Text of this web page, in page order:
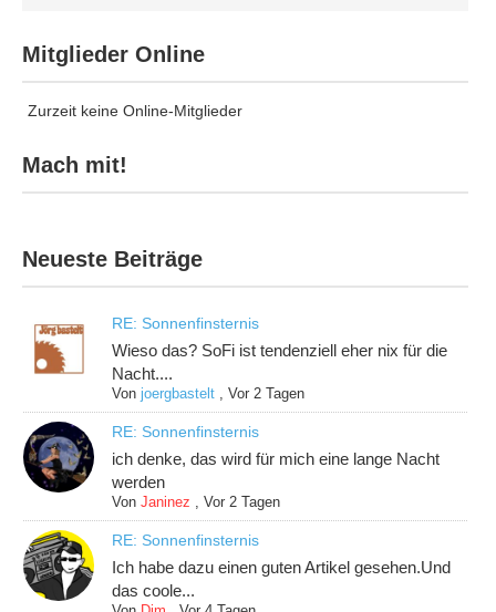
Mitglieder Online
Zurzeit keine Online-Mitglieder
Mach mit!
Neueste Beiträge
RE: Sonnenfinsternis
Wieso das? SoFi ist tendenziell eher nix für die
Nacht....
Vonjoergbastelt ,Vor 2 Tagen
RE: Sonnenfinsternis
ich denke, das wird für mich eine lange Nacht
werden
VonJaninez ,Vor 2 Tagen
RE: Sonnenfinsternis
Ich habe dazu einen guten Artikel gesehen.Und
das coole...